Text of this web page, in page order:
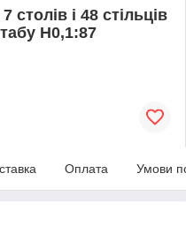
столів і 48 стільців
H0,1:87
Оплата Умови